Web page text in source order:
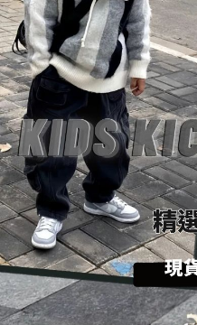
商
💡購物前請詳閱：【
💬
商品諮詢與建議：【聯